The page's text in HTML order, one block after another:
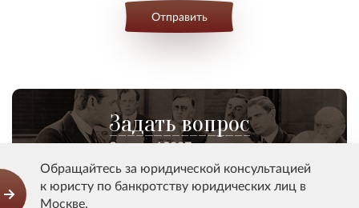
Отправить
Задать вопрос
Задано 15007 вопросов
Обращайтесь за юридической консультацией
к юристу по банкротству юридических лиц в
Москве.